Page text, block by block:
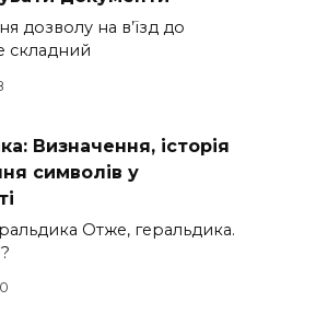
дозволу на в’їзд до
складний
Визначення, історія
символів у
Отже, геральдика.